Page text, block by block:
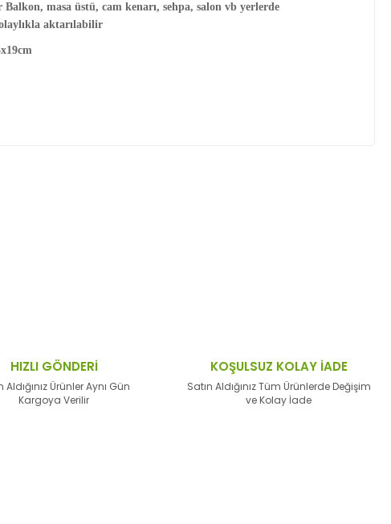
masa üstü, cam kenarı, sehpa, salon vb yerlerde
aktarılabilir
HIZLI GÖNDERİ
Aldığınız Ürünler Aynı Gün
Kargoya Verilir
KOŞULSUZ KOLAY İADE
Satın Aldığınız Tüm Ürünlerde Değişim
ve Kolay İade